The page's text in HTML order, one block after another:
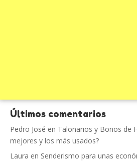
Últimos comentarios
Pedro José en Talonarios y Bonos de
mejores y los más usados?
Laura en Senderismo para unas